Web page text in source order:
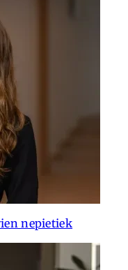
nepietiek